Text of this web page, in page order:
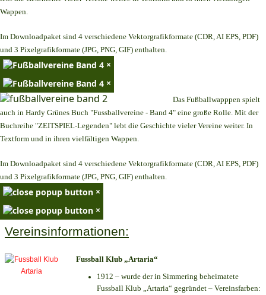
Wappen.
Im Downloadpaket sind 4 verschiedene Vektorgrafikformate (CDR, AI EPS, PDF)
und 3 Pixelgrafikformate (JPG, PNG, GIF) enthalten.
×
×
Das Fußballwapppen spielt
auch in Hardy Grünes Buch "Fussballvereine - Band 4" eine große Rolle. Mit der
Buchreihe "ZEITSPIEL-Legenden" lebt die Geschichte vieler Vereine weiter. In
Textform und in ihren vielfältigen Wappen.
Im Downloadpaket sind 4 verschiedene Vektorgrafikformate (CDR, AI EPS, PDF)
und 3 Pixelgrafikformate (JPG, PNG, GIF) enthalten.
×
×
Vereinsinformationen:
Fussball Klub „Artaria“
1912 – wurde der in Simmering beheimatete
Fussball Klub „Artaria“ gegründet – Vereinsfarben: